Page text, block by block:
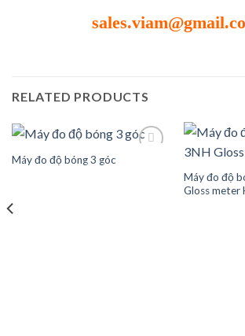
RELATED PRODUCTS
Máy đo độ bóng 3 góc
Máy đo độ
Gloss meter